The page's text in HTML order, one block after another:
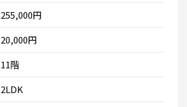
255,000円
20,000円
11階
2LDK